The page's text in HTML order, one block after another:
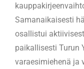
Samanaikaisesti
osallistui
paikallisesti Turun
varaesimiehenä ja